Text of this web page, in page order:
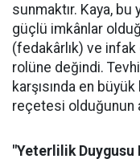
sunmaktır. Kaya,
güçlü imkânlar
(fedakârlık) ve
rolüne değindi.
karşısında en
reçetesi olduğunun
"Yeterlilik Duygusu